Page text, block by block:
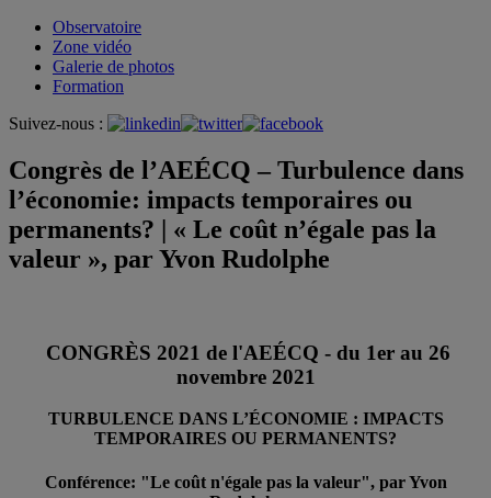
Observatoire
Zone vidéo
Galerie de photos
Formation
Suivez-nous :
Congrès de l’AEÉCQ – Turbulence dans
l’économie: impacts temporaires ou
permanents? | « Le coût n’égale pas la
valeur », par Yvon Rudolphe
CONGRÈS 2021 de l'AEÉCQ - du 1er au 26
novembre 2021
TURBULENCE DANS L’ÉCONOMIE : IMPACTS
TEMPORAIRES OU PERMANENTS?
Conférence: "Le coût n'égale pas la valeur", par Yvon